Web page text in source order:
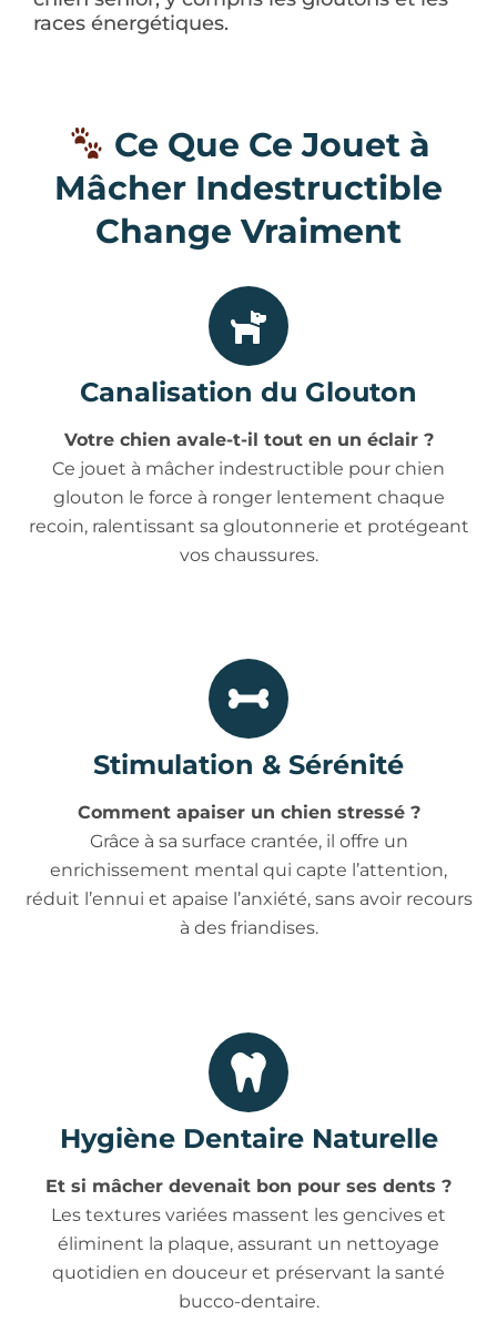
races énergétiques.
Ce Que Ce Jouet à
Mâcher Indestructible
Change Vraiment
Canalisation du Glouton
Votre chien avale-t-il tout en un éclair ?
Ce jouet à mâcher indestructible pour chien
glouton le force à ronger lentement chaque
recoin, ralentissant sa gloutonnerie et protégeant
vos chaussures.
Stimulation & Sérénité
Comment apaiser un chien stressé ?
Grâce à sa surface crantée, il offre un
enrichissement mental qui capte l’attention,
réduit l’ennui et apaise l’anxiété, sans avoir recours
à des friandises.
Hygiène Dentaire Naturelle
Et si mâcher devenait bon pour ses dents ?
Les textures variées massent les gencives et
éliminent la plaque, assurant un nettoyage
quotidien en douceur et préservant la santé
bucco-dentaire.